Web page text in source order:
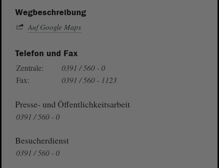
Wegbeschreibung
Auf Google Maps
Telefon und Fax
Zentrale:
0391 / 560 - 0
Fax:
0391 / 560 - 1123
Presse- und Öffentlichkeitsarbeit
0391 / 560 - 0
Besucherdienst
0391 / 560 - 0